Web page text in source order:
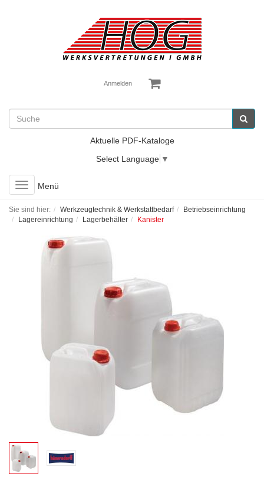
Anmelden
Aktuelle PDF-Kataloge
Select Language ▼
Toggle
navigation
Menü
Sie sind hier: Werkzeugtechnik & Werkstattbedarf
Betriebseinrichtung
Lagereinrichtung
Lagerbehälter Kanister